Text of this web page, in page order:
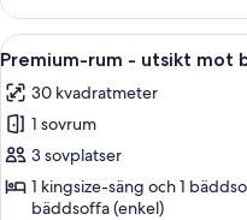
rum
utsikt
bergen
Öppna
alla
foton
för
Premium-
rum
5
Premium-rum - utsikt mot
30 kvadratmeter
1 sovrum
3 sovplatser
1 kingsize-säng och 1
bäddsoffa (enkel)